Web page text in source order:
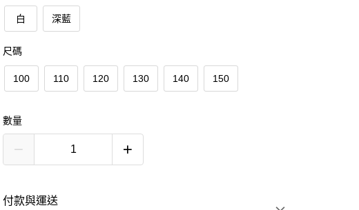
白 深藍
尺碼
100 110 120 130 140 150
數量
付款與運送